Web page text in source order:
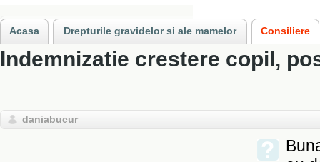
Acasa » Indemnizatia de crestere a copilului pentru mame
Indemnizatie crestere copil,
daniabucur
Acasa Drepturile gravidelor si ale mamelor Consiliere